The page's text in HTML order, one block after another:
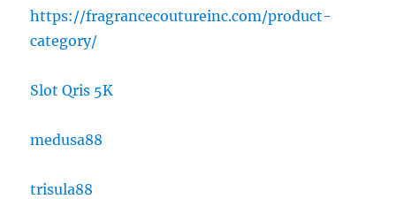
https://fragrancecoutureinc.com/product-
category/
Slot Qris 5K
medusa88
trisula88